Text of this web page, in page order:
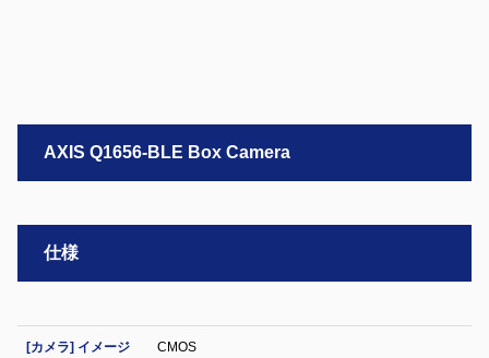
AXIS Q1656-BLE Box Camera
仕様
[カメラ] イメージ
CMOS